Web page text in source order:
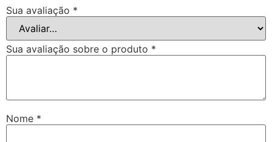
Sua avaliação *
Sua avaliação sobre o produto *
Nome *